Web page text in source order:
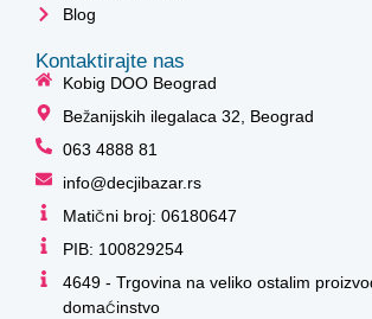
Blog
Kontaktirajte nas
Kobig DOO Beograd
Bežanijskih ilegalaca 32, Beograd
063 4888 81
info@decjibazar.rs
Matični broj: 06180647
PIB: 100829254
4649 - Trgovina na veliko ostalim
domaćinstvo